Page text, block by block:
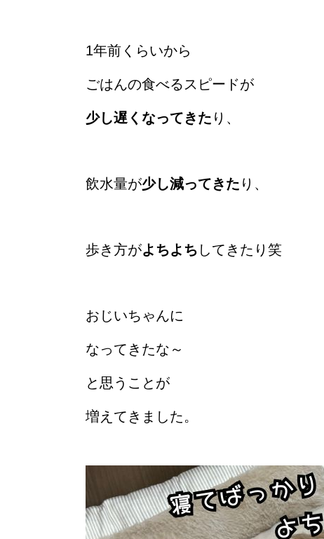
1年前くらいから
ごはんの食べるスピードが
少し遅くなってきた り、
飲水量が少し減ってきた り、
歩き方がよちよち してきたり笑
おじいちゃんに
なってきたな～
と思うことが
増えてきました。